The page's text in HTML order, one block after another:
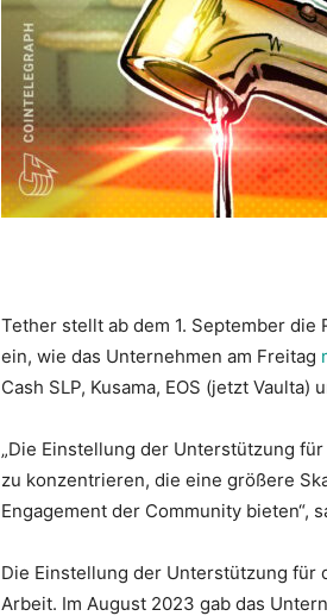
Tether stellt ab dem 1. September die
ein, wie das Unternehmen am Freitag
Cash SLP, Kusama, EOS (jetzt Vaulta)
„Die Einstellung der Unterstützung
zu konzentrieren, die eine größere
Engagement der Community bieten“,
Die Einstellung der Unterstützung für
Arbeit. Im August 2023 gab das